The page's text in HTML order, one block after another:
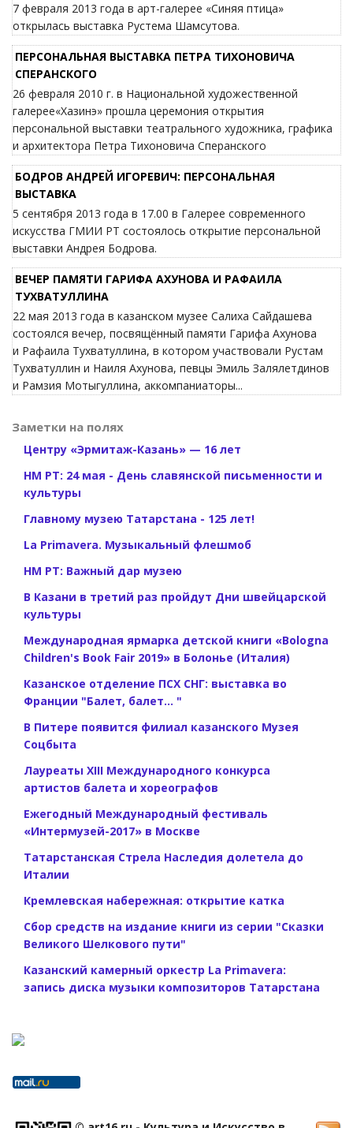
7 февраля 2013 года в арт-галерее «Синяя птица»
открылась выставка Рустема Шамсутова.
ПЕРСОНАЛЬНАЯ ВЫСТАВКА ПЕТРА ТИХОНОВИЧА
СПЕРАНСКОГО
26 февраля 2010 г. в Национальной художественной
галерее«Хазинэ» прошла церемония открытия
персональной выставки театрального художника, графика
и архитектора Петра Тихоновича Сперанского
БОДРОВ АНДРЕЙ ИГОРЕВИЧ: ПЕРСОНАЛЬНАЯ
ВЫСТАВКА
5 сентября 2013 года в 17.00 в Галерее современного
искусства ГМИИ РТ состоялось открытие персональной
выставки Андрея Бодрова.
ВЕЧЕР ПАМЯТИ ГАРИФА АХУНОВА И РАФАИЛА
ТУХВАТУЛЛИНА
22 мая 2013 года в казанском музее Салиха Сайдашева
состоялся вечер, посвящённый памяти Гарифа Ахунова
и Рафаила Тухватуллина, в котором участвовали Рустам
Тухватуллин и Наиля Ахунова, певцы Эмиль Залялетдинов
и Рамзия Мотыгуллина, аккомпаниаторы...
Заметки на полях
Центру «Эрмитаж-Казань» — 16 лет
НМ РТ: 24 мая - День славянской письменности и
культуры
Главному музею Татарстана - 125 лет!
La Primavera. Музыкальный флешмоб
НМ РТ: Важный дар музею
В Казани в третий раз пройдут Дни швейцарской
культуры
Международная ярмарка детской книги «Bologna
Children's Book Fair 2019» в Болонье (Италия)
Казанское отделение ПСХ СНГ: выставка во
Франции "Балет, балет... "
В Питере появится филиал казанского Музея
Соцбыта
Лауреаты XIII Международного конкурса
артистов балета и хореографов
Ежегодный Международный фестиваль
«Интермузей-2017» в Москве
Татарстанская Стрела Наследия долетела до
Италии
Кремлевская набережная: открытие катка
Сбор средств на издание книги из серии "Сказки
Великого Шелкового пути"
Казанский камерный оркестр La Primavera:
запись диска музыки композиторов Татарстана